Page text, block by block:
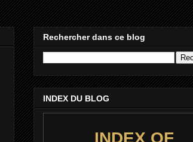
Rechercher dans ce blog
INDEX DU BLOG
INDEX OF